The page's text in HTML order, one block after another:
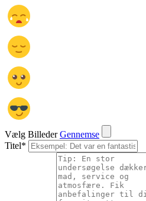
Vælg Billeder Gennemse
Titel*